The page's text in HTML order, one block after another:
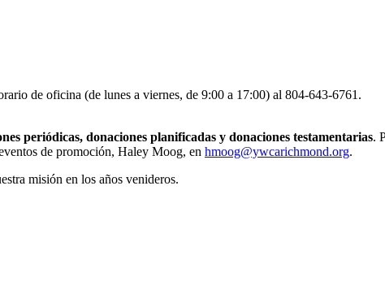
de oficina (de lunes a viernes, de 9:00 a 17:00) al 804-643-6761.
periódicas, donaciones planificadas y donaciones testamentarias.
de promoción, Haley Moog, en hmoog@ywcarichmond.org.
misión en los años venideros.